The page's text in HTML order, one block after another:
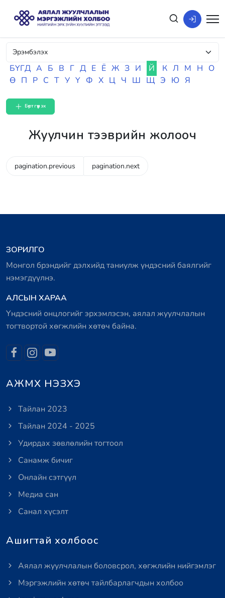
БҮГД А Б В Г Д Е Ё Ж З И Й К Л М Н О
Ө П Р С Т У Ү Ф Х Ц Ч Ш Щ Э Ю Я
Бүртгүүлэх
Жуулчин тээврийн жолооч
pagination.previous pagination.next
ЗОРИЛГО
Монгол брэндийг дэлхийд таниулж үндэсний баялгийг
нэмэгдүүлнэ.
АЛСЫН ХАРАА
Үндэсний онцлогийг эрхэмлэсэн, аялал жуулчлалын
тогтвортой хөгжлийн хөтөч байна.
АЖМХ НЭЗХЭ
Тайлан 2023
Тайлан 2024 - 2025
Удирдах зөвлөлийн тогтоол
Санамж бичиг
Онлайн сэтгүүл
Медиа сан
Санал хүсэлт
Ашигтай холбоос
Аялал жуулчлалын боловсрол, хөгжлийн нийгэмлэг
Мэргэжлийн хөтөч тайлбарлагчдын холбоо